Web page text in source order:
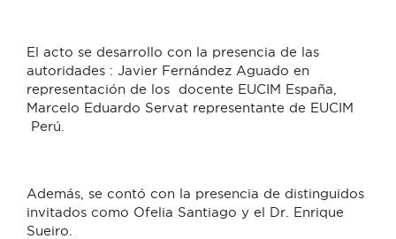
El acto se desarrollo con la presencia de las
autoridades : Javier Fernández Aguado en
representación de los docente EUCIM España,
Marcelo Eduardo Servat representante de EUCIM
Perú.
Además, se contó con la presencia de distinguidos
invitados como Ofelia Santiago y el Dr. Enrique
Sueiro.